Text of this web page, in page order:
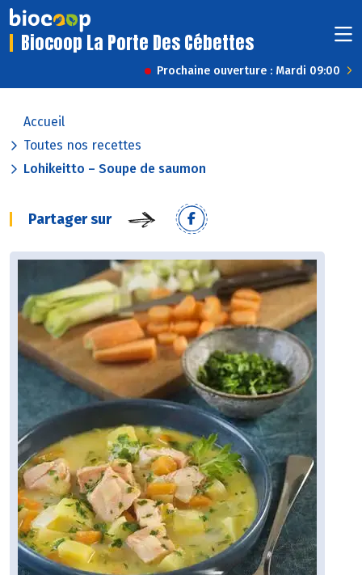
Biocoop La Porte Des Cébettes
Prochaine ouverture : Mardi 09:00
Accueil
Toutes nos recettes
Lohikeitto – Soupe de saumon
Partager sur